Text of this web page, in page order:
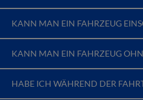
KANN MAN EIN FAHRZEUG
KANN MAN EIN FAHRZEUG
HABE ICH WÄHREND DER